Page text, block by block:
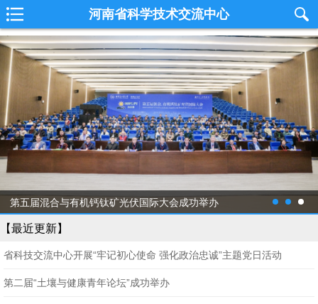
河南省科学技术交流中心
第五届混合与有机钙钛矿光伏国际大会成功举办
【最近更新】
省科技交流中心开展“牢记初心使命 强化政治忠诚”主题党日活动
第二届“土壤与健康青年论坛”成功举办